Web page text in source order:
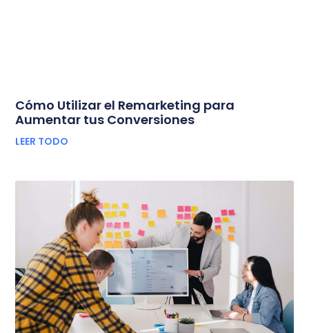
Cómo Utilizar el Remarketing para
Aumentar tus Conversiones
LEER TODO